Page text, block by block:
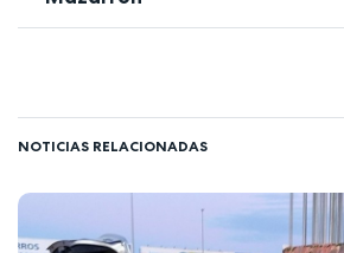
NOTICIAS RELACIONADAS